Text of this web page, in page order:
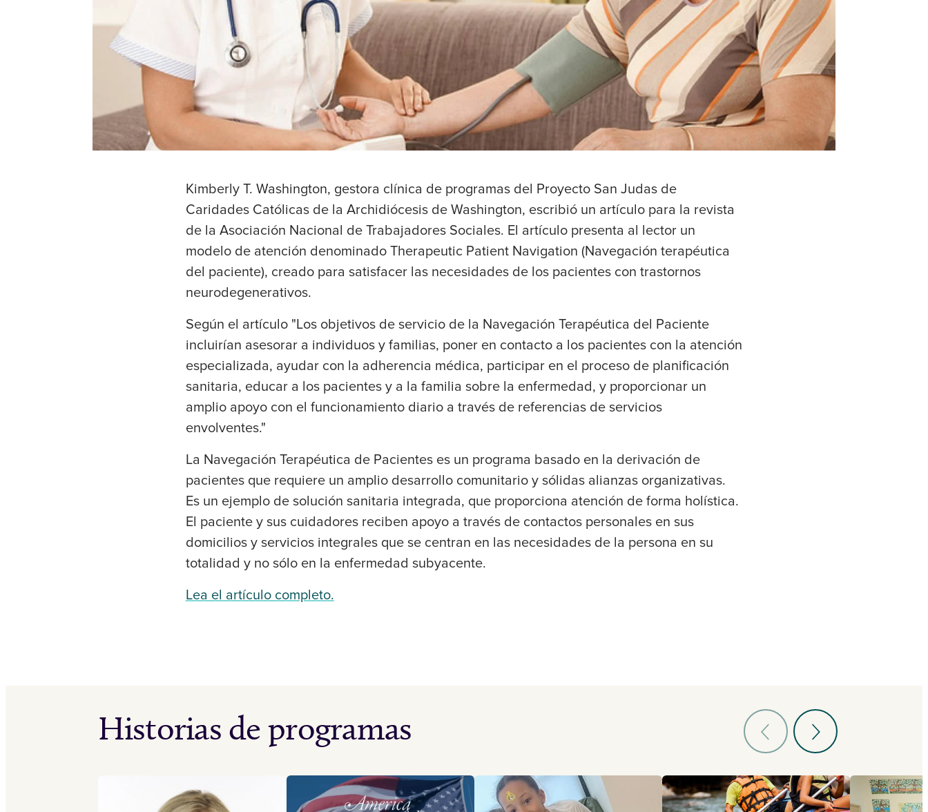
Kimberly T. Washington, gestora clínica de programas del Proyecto San Judas de
Caridades Católicas de la Archidiócesis de Washington, escribió un artículo para la revista
de la Asociación Nacional de Trabajadores Sociales. El artículo presenta al lector un
modelo de atención denominado Therapeutic Patient Navigation (Navegación terapéutica
del paciente), creado para satisfacer las necesidades de los pacientes con trastornos
neurodegenerativos.
Según el artículo "Los objetivos de servicio de la Navegación Terapéutica del Paciente
incluirían asesorar a individuos y familias, poner en contacto a los pacientes con la atención
especializada, ayudar con la adherencia médica, participar en el proceso de planificación
sanitaria, educar a los pacientes y a la familia sobre la enfermedad, y proporcionar un
amplio apoyo con el funcionamiento diario a través de referencias de servicios
envolventes."
La Navegación Terapéutica de Pacientes es un programa basado en la derivación de
pacientes que requiere un amplio desarrollo comunitario y sólidas alianzas organizativas.
Es un ejemplo de solución sanitaria integrada, que proporciona atención de forma holística.
El paciente y sus cuidadores reciben apoyo a través de contactos personales en sus
domicilios y servicios integrales que se centran en las necesidades de la persona en su
totalidad y no sólo en la enfermedad subyacente.
Lea el artículo completo.
Historias de programas